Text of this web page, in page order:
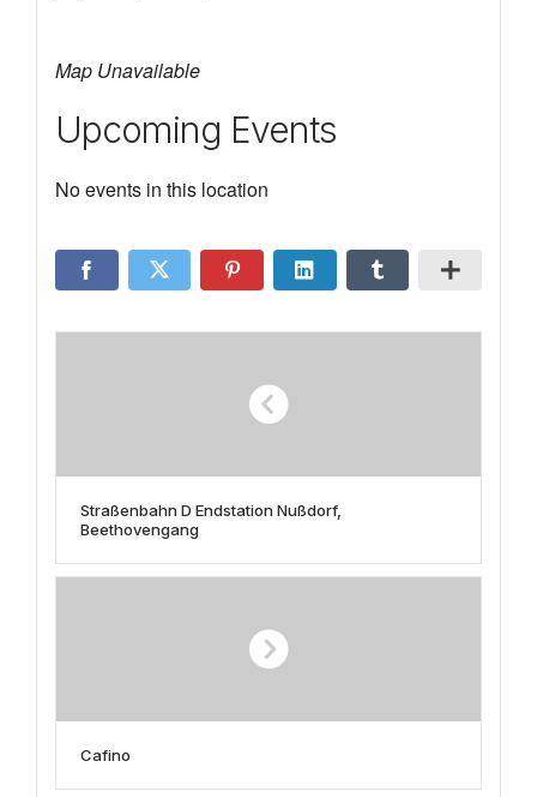
Map Unavailable
Upcoming Events
No events in this location
Straßenbahn D Endstation Nußdorf,
Beethovengang
Cafino